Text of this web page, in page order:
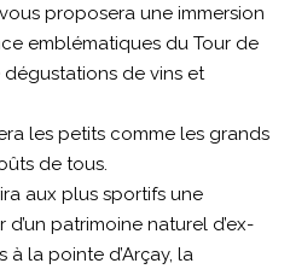
vous proposera une immersion
emblématiques du Tour de
de vins et
les petits comme les grands
de tous.
aux plus sportifs une
patrimoine naturel d’ex-
la pointe d’Arçay, la